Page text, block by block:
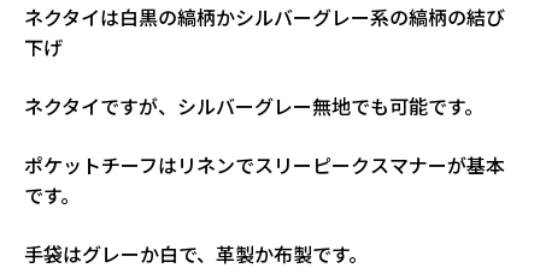
ネクタイは白黒の縞柄かシルバーグレー系の縞柄の結び
下げ
ネクタイですが、シルバーグレー無地でも可能です。
ポケットチーフはリネンでスリーピークスマナーが基本
です。
手袋はグレーか白で、革製か布製です。